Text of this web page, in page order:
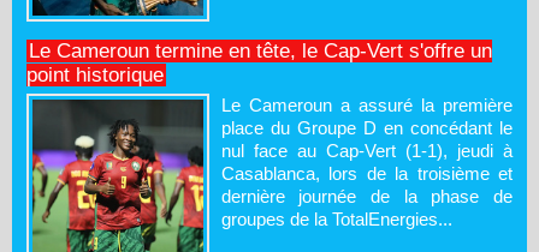
Le Cameroun termine en tête, le Cap-Vert s'offre un
point historique
Le Cameroun a assuré la première
place du Groupe D en concédant le
nul face au Cap-Vert (1-1), jeudi à
Casablanca, lors de la troisième et
dernière journée de la phase de
groupes de la TotalEnergies...